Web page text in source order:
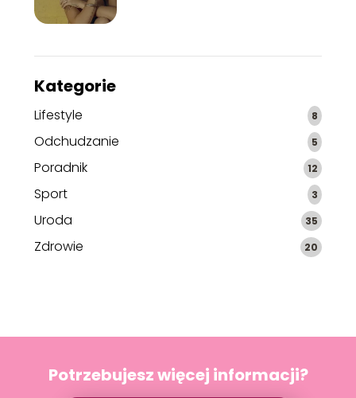
Kategorie
Lifestyle 8
Odchudzanie 5
Poradnik 12
Sport 3
Uroda 35
Zdrowie 20
Potrzebujesz więcej informacji?